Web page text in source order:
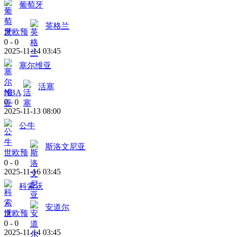
葡萄牙
世欧预
英格兰
0 - 0
2025-11-14 03:45
塞尔维亚
NBA
活塞
0 - 0
2025-11-13 08:00
公牛
世欧预
斯洛文尼亚
0 - 0
2025-11-16 03:45
科索沃
世欧预
安道尔
0 - 0
2025-11-14 03:45